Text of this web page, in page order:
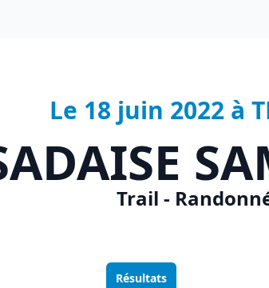
Le 18 juin 2022 à
Trail -
Résultats